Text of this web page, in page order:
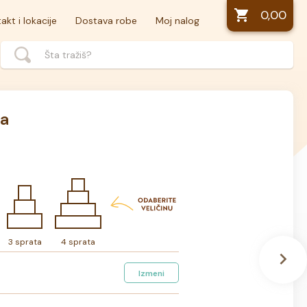
i lokacije Dostava robe Moj nalog 0,00
3 sprata 4 sprata
Izmeni